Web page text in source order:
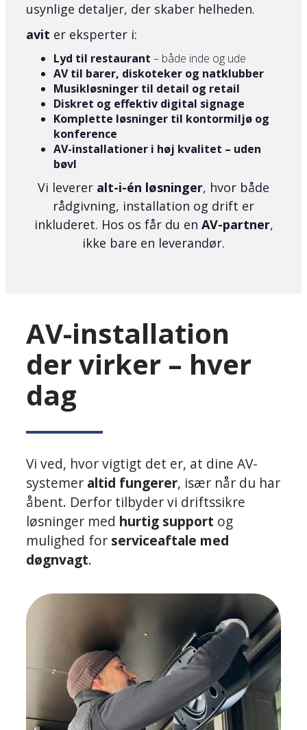
usynlige detaljer, der skaber helheden.
avit er eksperter i:
Lyd til restaurant – både inde og ude
AV til barer, diskoteker og natklubber
Musikløsninger til detail og retail
Diskret og effektiv digital signage
Komplette løsninger til kontormiljø og
konference
AV-installationer i høj kvalitet – uden
bøvl
Vi leverer alt-i-én løsninger, hvor både
rådgivning, installation og drift er
inkluderet. Hos os får du en AV-partner,
ikke bare en leverandør.
AV-installation
der virker – hver
dag
Vi ved, hvor vigtigt det er, at dine AV-
systemer altid fungerer, især når du har
åbent. Derfor tilbyder vi driftssikre
løsninger med hurtig support og
mulighed for serviceaftale med
døgnvagt.